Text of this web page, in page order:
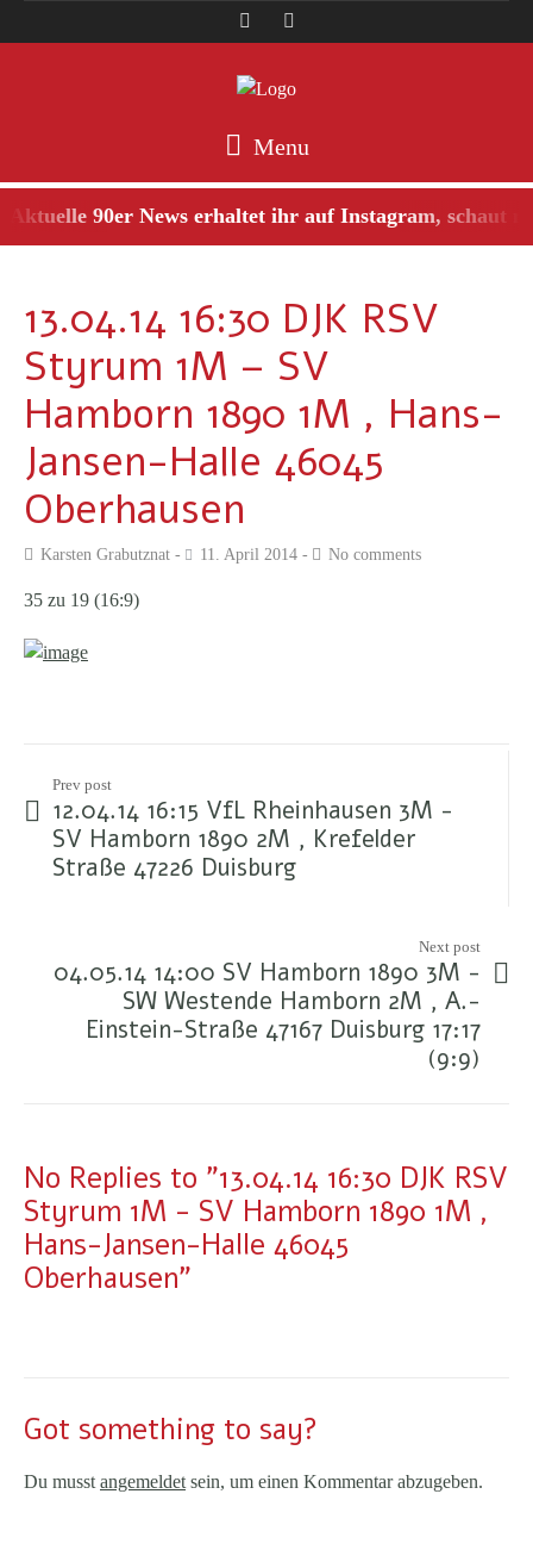
Menu
90er News erhaltet ihr auf Instagram, schaut
13.04.14 16:30 DJK RSV
Styrum 1M – SV
Hamborn 1890 1M , Hans-
Jansen-Halle 46045
Oberhausen
Karsten Grabutznat 11. April 2014 No comments
35 zu 19 (16:9)
Prev post
12.04.14 16:15 VfL Rheinhausen 3M -
SV Hamborn 1890 2M , Krefelder
Straße 47226 Duisburg
Next post
04.05.14 14:00 SV Hamborn 1890 3M -
SW Westende Hamborn 2M , A.-
Einstein-Straße 47167 Duisburg 17:17
(9:9)
No Replies to "13.04.14 16:30 DJK RSV
Styrum 1M - SV Hamborn 1890 1M ,
Hans-Jansen-Halle 46045
Oberhausen"
Got something to say?
Du musst angemeldet sein, um einen Kommentar abzugeben.